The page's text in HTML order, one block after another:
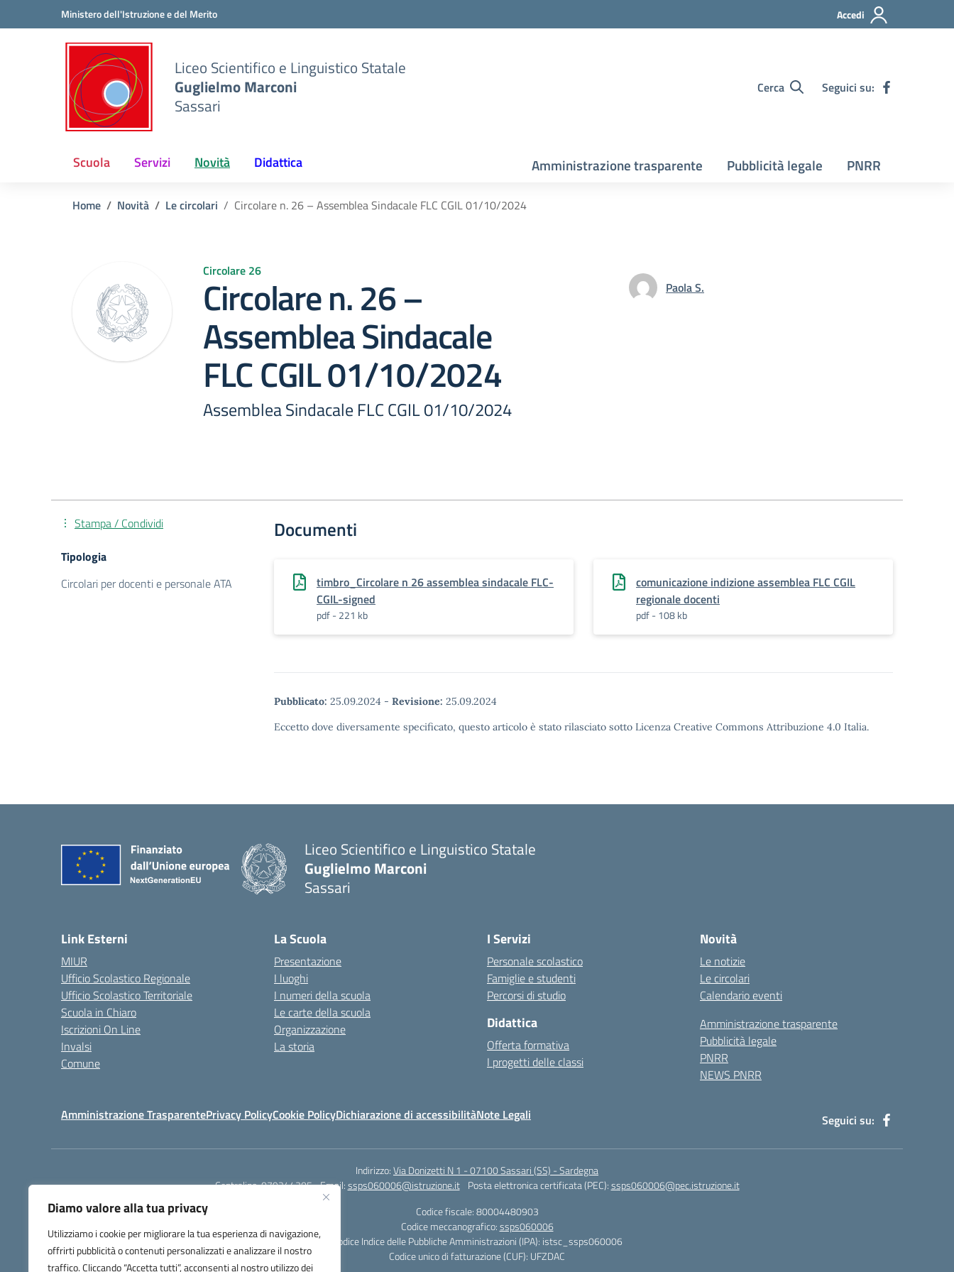
Diamo valore alla tua privacy
Utilizziamo i cookie per migliorare la tua esperienza di navigazione,
offrirti pubblicità o contenuti personalizzati e analizzare il nostro
traffico. Cliccando “Accetta tutti”, acconsenti al nostro utilizzo dei
Vai ai contenuti
Vai al menu di navigazioneMinistero dell'Istruzione e del Merito Accedi
Liceo Scientifico e Linguistico Statale
Guglielmo Marconi
Sassari
Cerca Seguici su:
Scuola Servizi Novità Didattica Amministrazione trasparente Pubblicità legale PNRR
Home Novità Le circolari Circolare n. 26 – Assemblea Sindacale FLC CGIL 01/10/2024
Circolare 26
Circolare n. 26 –
Assemblea Sindacale
FLC CGIL 01/10/2024
Assemblea Sindacale FLC CGIL 01/10/2024
Paola S.
Documenti
timbro_Circolare n 26 assemblea sindacale FLC-
CGIL-signed
pdf - 221 kb
comunicazione indizione assemblea FLC CGIL
regionale docenti
pdf - 108 kb
Pubblicato: 25.09.2024 - Revisione: 25.09.2024
Eccetto dove diversamente specificato, questo articolo è stato rilasciato sotto Licenza Creative Commons Attribuzione 4.0 Italia.
Stampa / Condividi
Tipologia
Circolari per docenti e personale ATA
Liceo Scientifico e Linguistico Statale
Guglielmo Marconi
Sassari
Link Esterni
MIUR
Ufficio Scolastico Regionale
Ufficio Scolastico Territoriale
Scuola in Chiaro
Iscrizioni On Line
Invalsi
Comune
La Scuola
Presentazione
I luoghi
I numeri della scuola
Le carte della scuola
Organizzazione
La storia
I Servizi
Personale scolastico
Famiglie e studenti
Percorsi di studio
Didattica
Offerta formativa
I progetti delle classi
Novità
Le notizie
Le circolari
Calendario eventi
Amministrazione trasparente
Pubblicità legale
PNRR
NEWS PNRR
Amministrazione TrasparentePrivacy PolicyCookie PolicyDichiarazione di accessibilitàNote Legali Seguici su:
Indirizzo:Via Donizetti N 1 - 07100 Sassari (SS) - Sardegna
Centralino:079244305 Email:ssps060006@istruzione.it Posta elettronica certificata (PEC):ssps060006@pec.istruzione.it
Codice fiscale: 80004480903
Codice meccanografico:ssps060006
Codice Indice delle Pubbliche Amministrazioni (IPA): istsc_ssps060006
Codice unico di fatturazione (CUF): UFZDAC